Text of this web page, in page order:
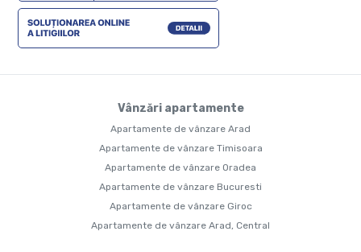
Vânzări apartamente
Apartamente de vânzare Arad
Apartamente de vânzare Timisoara
Apartamente de vânzare Oradea
Apartamente de vânzare Bucuresti
Apartamente de vânzare Giroc
Apartamente de vânzare Arad, Central